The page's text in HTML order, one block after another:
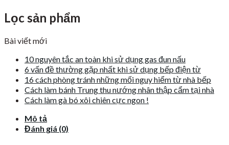
Lọc sản phẩm
Bài viết mới
10 nguyên tắc an toàn khi sử dụng gas đun nấu
6 vấn đề thường gặp nhất khi sử dụng bếp điện từ
16 cách phòng tránh những mối nguy hiểm từ nhà bếp
Cách làm bánh Trung thu nướng nhân thập cẩm tại nhà
Cách làm gà bó xôi chiên cực ngon !
Mô tả
Đánh giá (0)